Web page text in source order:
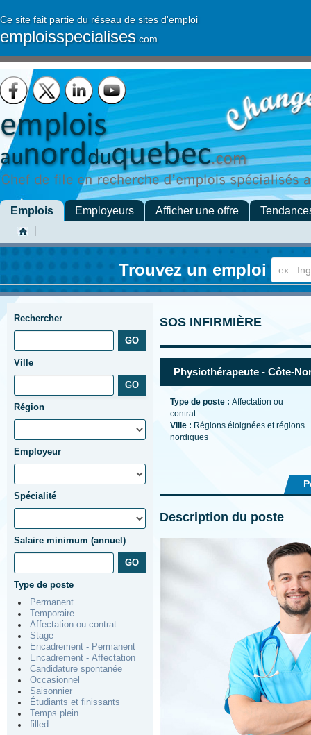
Ce site fait partie du réseau de sites d'emploi
emploisspecialises .com
Emplois Employeurs Afficher une offre
Trouvez un emploi
Rechercher
Ville
Région
Employeur
Spécialité
Salaire minimum (annuel)
Type de poste
Permanent
Temporaire
Affectation ou contrat
Stage
Encadrement - Permanent
Encadrement - Affectation
Candidature spontanée
Occasionnel
Saisonnier
Étudiants et finissants
Temps plein
filled
SOS INFIRMIÈRE
Physiothérapeute - Côte-
Type de poste : Affectation ou
contrat
Ville : Régions éloignées et régions
nordiques
Description du poste